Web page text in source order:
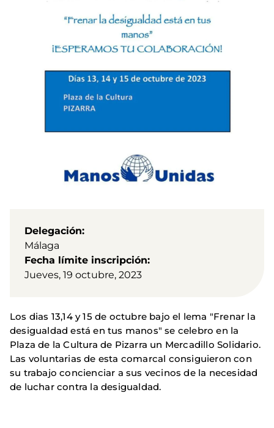
Delegación
Málaga
Fecha límite inscripción
Jueves, 19 octubre, 2023
Los dias 13,14 y 15 de octubre bajo el lema "Frenar la
desigualdad está en tus manos" se celebro en la
Plaza de la Cultura de Pizarra un Mercadillo Solidario.
Las voluntarias de esta comarcal consiguieron con
su trabajo concienciar a sus vecinos de la necesidad
de luchar contra la desigualdad.